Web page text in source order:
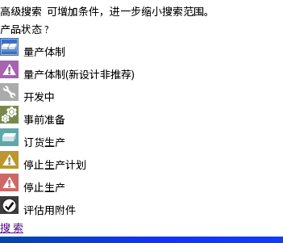
高级搜索 可增加条件，进一步缩小搜索范围。
产品状态?
量产体制
量产体制(新设计非推荐)
开发中
事前准备
订货生产
停止生产计划
停止生产
评估用附件
搜 索